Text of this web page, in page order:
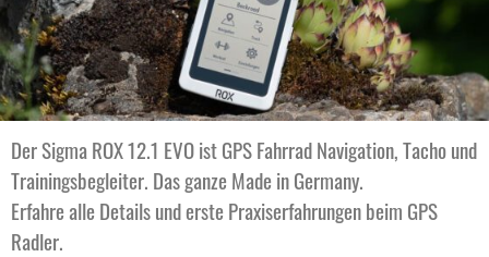
Der Sigma ROX 12.1 EVO ist GPS Fahrrad Navigation, Tacho und
Trainingsbegleiter. Das ganze Made in Germany.
Erfahre alle Details und erste Praxiserfahrungen beim GPS
Radler.